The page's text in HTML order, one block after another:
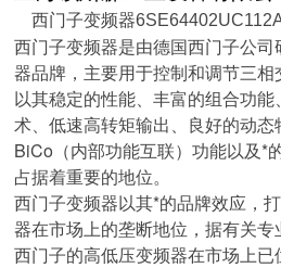
西门子变频器
西门子变频器是由德国西门子公
器品牌，主要用于控制和调节三
以其稳定的性能、丰富的组合功
术、低速高转矩输出、良好的动
BiCo（内部功能互联）功能以及*
占据着重要的地位。
西门子变频器以其*的品牌效应，
器在市场上的垄断地位，据有关专
西门子的高低压变频器在市场上已